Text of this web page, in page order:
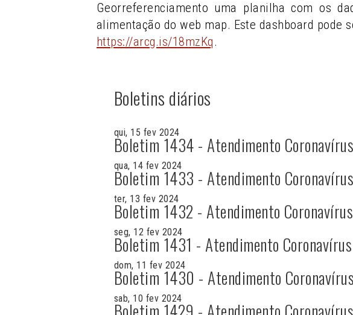
Georreferenciamento uma planilha com os
alimentação do web map. Este dashboard pode
https://arcg.is/18mzKq .
Boletins diários
qui, 15 fev 2024
Boletim 1434 - Atendimento Coronavírus
qua, 14 fev 2024
Boletim 1433 - Atendimento Coronavírus
ter, 13 fev 2024
Boletim 1432 - Atendimento Coronavírus
seg, 12 fev 2024
Boletim 1431 - Atendimento Coronavírus
dom, 11 fev 2024
Boletim 1430 - Atendimento Coronavírus
sab, 10 fev 2024